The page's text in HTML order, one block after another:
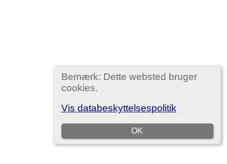
Bemærk: Dette websted bruger
cookies.
Vis databeskyttelsespolitik
OK